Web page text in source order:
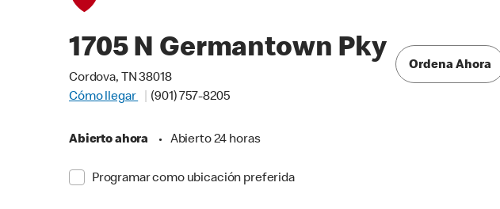
1705 N Germantown Pky
Cordova, TN 38018
Cómo llegar
(901) 757-8205
Abierto ahora • Abierto 24 horas
Programar como ubicación preferida
Ordena Ahora